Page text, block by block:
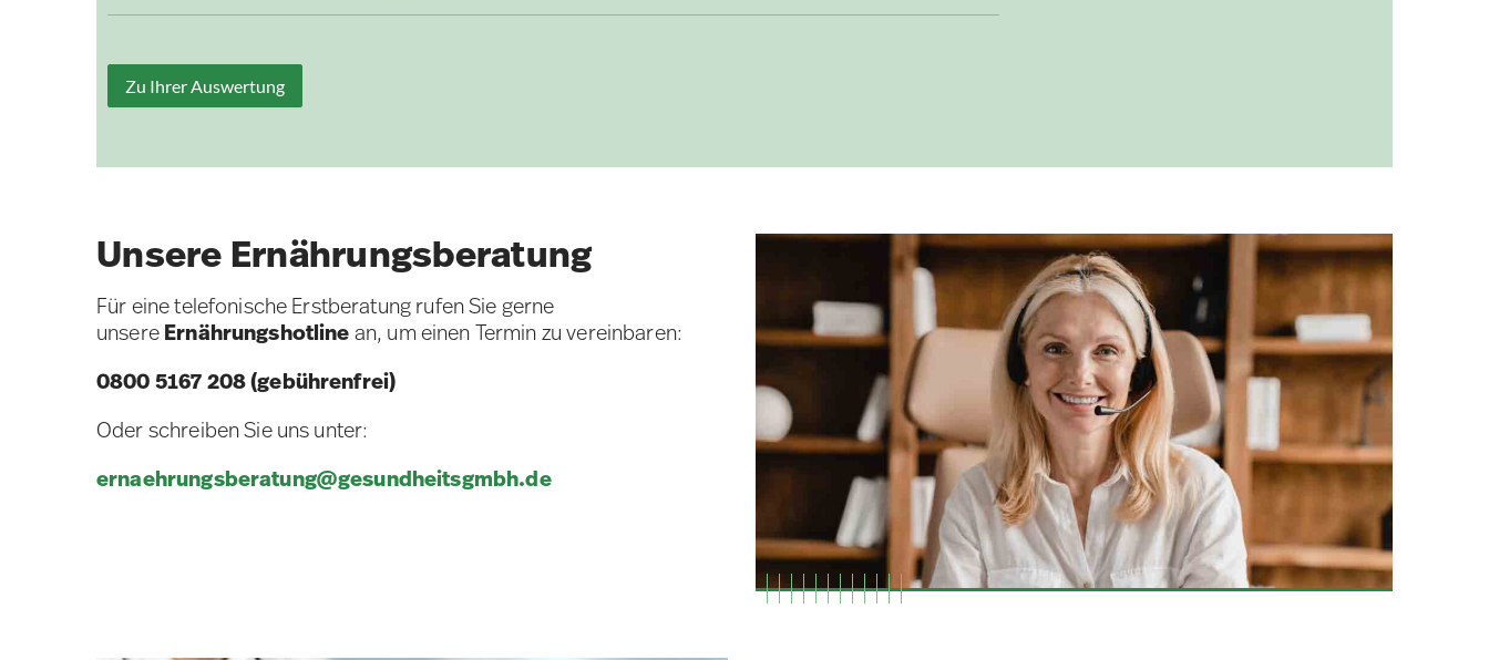
Zu Ihrer Auswertung
Unsere Ernährungsberatung
Für eine telefonische Erstberatung rufen Sie gerne
unsereErnährungshotlinean, um einen Termin zu vereinbaren:
0800 5167 208 (gebührenfrei)
Oder schreiben Sie uns unter:
ernaehrungsberatung@gesundheitsgmbh.de